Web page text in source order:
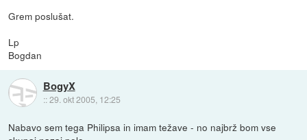
Grem poslušat.
Lp
Bogdan
BogyX
::29. okt 2005, 12:25
Nabavo sem tega Philipsa in imam težave - no najbrž bom vse